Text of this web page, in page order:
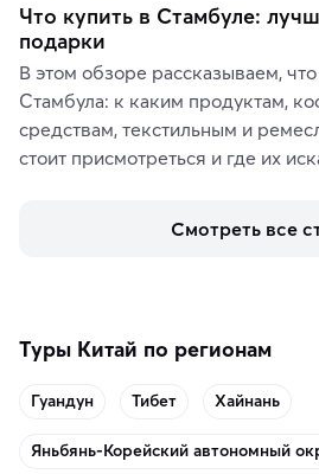
Что купить в Стамбуле:
подарки
В этом обзоре рассказываем,
Стамбула: к каким продуктам,
средствам, текстильным и
стоит присмотреться и где их
аутентичных лавках — в
Смотреть все
Туры Китай по регионам
Гуандун Тибет Хайнань
Яньбянь-Корейский автономный